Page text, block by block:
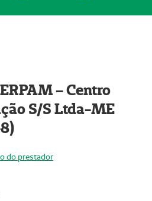
– Centro
S/S Ltda-ME
do prestador